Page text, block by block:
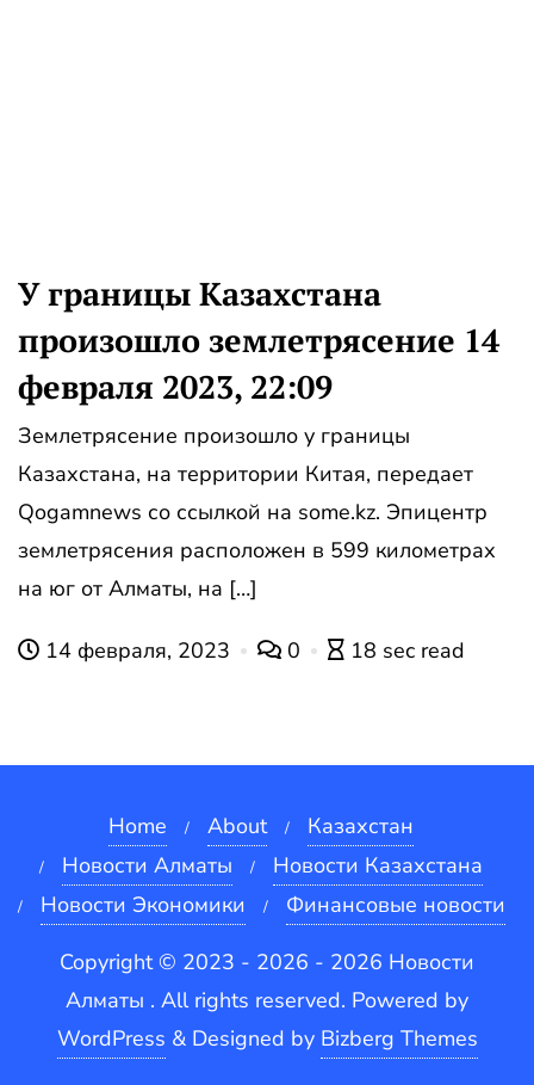
У границы Казахстана
произошло землетрясение 14
февраля 2023, 22:09
Землетрясение произошло у границы
Казахстана, на территории Китая, передает
Qogamnews со ссылкой на some.kz. Эпицентр
землетрясения расположен в 599 километрах
на юг от Алматы, на […]
14 февраля, 2023 0 18 sec read
Home About
Казахстан
Новости Алматы
Новости Казахстана
Новости Экономики
Финансовые новости
Copyright © 2023 - 2026 - 2026 Новости
Алматы . All rights reserved. Powered by
WordPress & Designed by Bizberg Themes